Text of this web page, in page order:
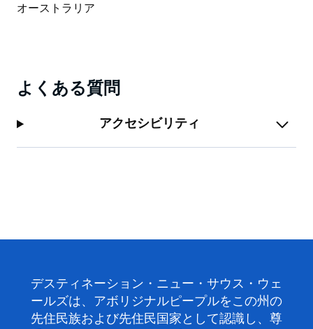
よくある質問
アクセシビリティ
デスティネーション・ニュー・サウス・ウェ
ールズは、アボリジナルピープルをこの州の
先住民族および先住民国家として認識し、尊